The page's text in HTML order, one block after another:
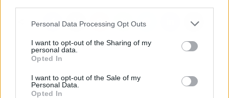
Personal Data Processing Opt Outs
I want to opt-out of the Sharing of my
personal data.
Opted In
I want to opt-out of the Sale of my
Personal Data.
Opted In